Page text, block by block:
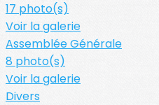
17 photo(s)
Voir la galerie
Assemblée Générale
8 photo(s)
Voir la galerie
Divers